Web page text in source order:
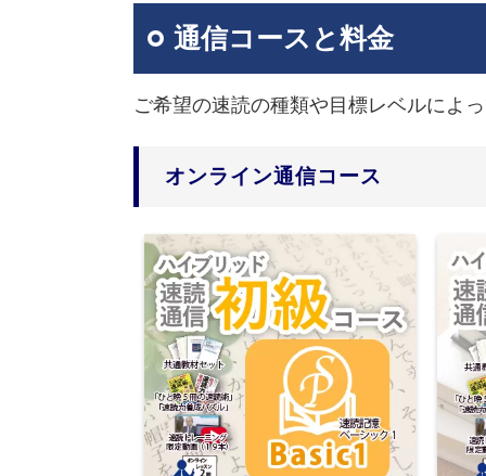
通信コースと料金
ご希望の速読の種類や目標レベルによ
オンライン通信コース